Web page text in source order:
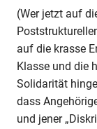
(Wer jetzt auf
auf die krasse
Klasse und die
Solidarität
dass
und jener